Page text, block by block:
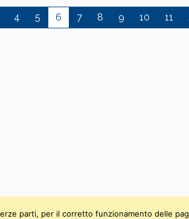
4 5 6 7 8 9 10 11
parti, per il corretto funzionamento delle